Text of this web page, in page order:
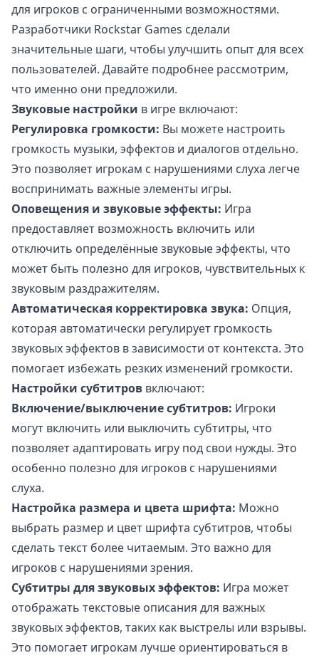
для игроков с ограниченными возможностями.
Разработчики Rockstar Games сделали
значительные шаги, чтобы улучшить опыт для всех
пользователей. Давайте подробнее рассмотрим,
что именно они предложили.
Звуковые настройки в игре включают:
Регулировка громкости: Вы можете настроить
громкость музыки, эффектов и диалогов отдельно.
Это позволяет игрокам с нарушениями слуха легче
воспринимать важные элементы игры.
Оповещения и звуковые эффекты: Игра
предоставляет возможность включить или
отключить определённые звуковые эффекты, что
может быть полезно для игроков, чувствительных к
звуковым раздражителям.
Автоматическая корректировка звука: Опция,
которая автоматически регулирует громкость
звуковых эффектов в зависимости от контекста. Это
помогает избежать резких изменений громкости.
Настройки субтитров включают:
Включение/выключение субтитров: Игроки
могут включить или выключить субтитры, что
позволяет адаптировать игру под свои нужды. Это
особенно полезно для игроков с нарушениями
слуха.
Настройка размера и цвета шрифта: Можно
выбрать размер и цвет шрифта субтитров, чтобы
сделать текст более читаемым. Это важно для
игроков с нарушениями зрения.
Субтитры для звуковых эффектов: Игра может
отображать текстовые описания для важных
звуковых эффектов, таких как выстрелы или взрывы.
Это помогает игрокам лучше ориентироваться в